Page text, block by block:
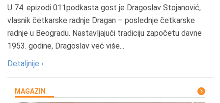
U 74. epizodi 011podkasta gost je Dragoslav Stojanović,
vlasnik četkarske radnje Dragan – poslednje četkarske
radnje u Beogradu. Nastavljajući tradiciju započetu davne
1953. godine, Dragoslav već više...
Detaljnije ›
MAGAZIN